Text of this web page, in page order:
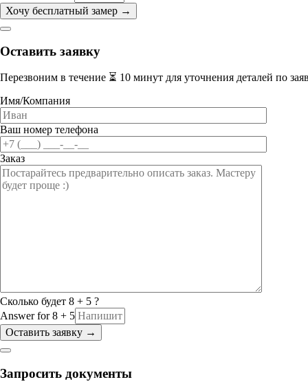
Оставить заявку
Перезвоним в течение ⏳ 10 минут для уточнения деталей по
Имя/Компания
Ваш номер телефона
Заказ
Сколько будет 8 + 5 ?
Answer for 8 + 5
Запросить документы